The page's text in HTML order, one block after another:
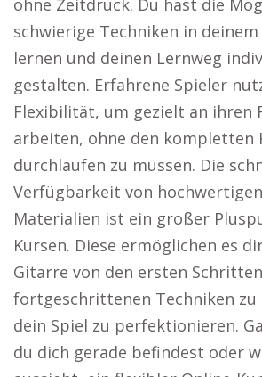
ohne Zeitdruck. Du hast die
schwierige Techniken in
lernen und deinen Lernweg
gestalten. Erfahrene Spieler
Flexibilität, um gezielt an ihren
arbeiten, ohne den kompletten
durchlaufen zu müssen. Die
Verfügbarkeit von
Materialien ist ein großer
Kursen. Diese ermöglichen es
Gitarre von den ersten
fortgeschrittenen Techniken zu
dein Spiel zu perfektionieren.
du dich gerade befindest oder